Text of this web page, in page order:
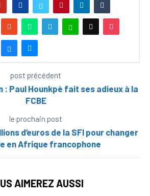
post précédent
: Paul Hounkpè fait ses adieux à la
FCBE
le prochain post
d’euros de la SFI pour changer
en Afrique francophone
AIMEREZ AUSSI